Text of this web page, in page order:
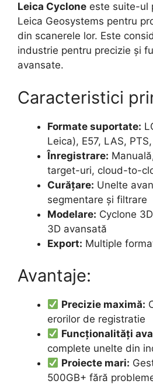
Leica Cyclone este suite-ul
Leica Geosystems pentru
din scanerele lor. Este
industrie pentru precizie și
avansate.
Caracteristici
Formate suportate:
Leica), E57, LAS, PTS,
Înregistrare:
target-uri, cloud-to-
Curățare: Unelte
segmentare și filtrare
Modelare: Cyclone
3D avansată
Export: Multiple
Avantaje:
Precizie maximă:
erorilor de registratie
Funcționalități
complete unelte din
Proiecte mari:
500GB+ fără